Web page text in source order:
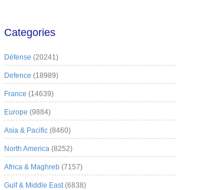
Categories
Défense (20241)
Defence (18989)
France (14639)
Europe (9884)
Asia & Pacific (8460)
North America (8252)
Africa & Maghreb (7157)
Gulf & Middle East(6838)